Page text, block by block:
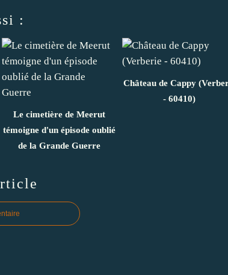
:
Le cimetière de Meerut
témoigne d'un épisode oublié
de la Grande Guerre
Château de Cappy
- 60410)